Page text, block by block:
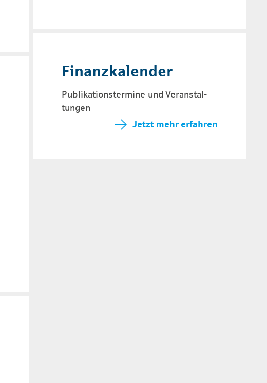
Finanz­kalen­der
Publi­kations­termine und Ver­anstal­
tungen
Jetzt mehr erfahren